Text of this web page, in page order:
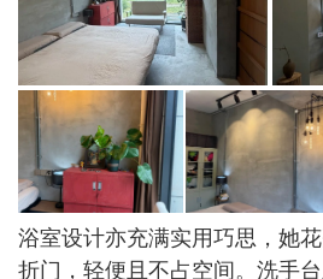
浴室设计亦充满实用巧思，她
折门，轻便且不占空间。洗手